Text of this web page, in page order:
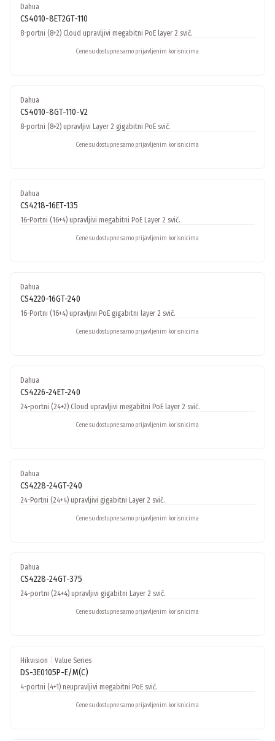
Dahua
CS4010-8ET2GT-110
8-portni (8+2) Cloud upravljivi megabitni PoE layer 2 svič.
Cene su dostupne samo prijavljenim korisnicima
Dahua
CS4010-8GT-110-V2
8-portni (8+2) upravljivi Layer 2 gigabitni PoE svič.
Cene su dostupne samo prijavljenim korisnicima
Dahua
CS4218-16ET-135
16-Portni (16+4) upravljivi megabitni PoE Layer 2 svič.
Cene su dostupne samo prijavljenim korisnicima
Dahua
CS4220-16GT-240
16-Portni (16+4) upravljivi PoE gigabitni layer 2 svič.
Cene su dostupne samo prijavljenim korisnicima
Dahua
CS4226-24ET-240
24-portni (24+2) Cloud upravljivi megabitni PoE layer 2 svič.
Cene su dostupne samo prijavljenim korisnicima
Dahua
CS4228-24GT-240
24-Portni (24+4) upravljivi gigabitni Layer 2 svič.
Cene su dostupne samo prijavljenim korisnicima
Dahua
CS4228-24GT-375
24-portni (24+4) upravljivi gigabitni Layer 2 svič.
Cene su dostupne samo prijavljenim korisnicima
Hikvision Value Series
DS-3E0105P-E/M(C)
4-portni (4+1) neupravljivi megabitni PoE svič.
Cene su dostupne samo prijavljenim korisnicima